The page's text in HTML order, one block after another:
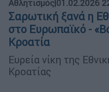
Αθλητισμός 01.02.2026
Σαρωτική ξανά η
στο Ευρωπαϊκό -
Κροατία
Ευρεία νίκη της
Κροατίας